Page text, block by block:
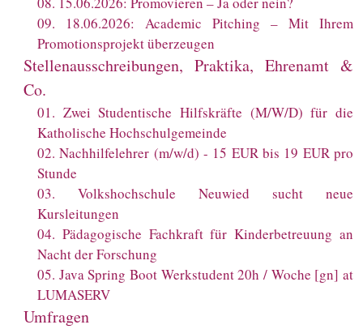
09. 18.06.2026: Academic Pitching – Mit Ihrem
Promotionsprojekt überzeugen
Stellenausschreibungen, Praktika, Ehrenamt &
Co.
01. Zwei Studentische Hilfskräfte (M/W/D) für die
Katholische Hochschulgemeinde
02.Nachhilfelehrer (m/w/d) - 15 EUR bis 19 EUR pro
Stunde
03. Volkshochschule Neuwied sucht neue
Kursleitungen
04. Pädagogische Fachkraft für Kinderbetreuung an
Nacht der Forschung
05. Java Spring Boot Werkstudent 20h / Woche [gn] at
LUMASERV
Umfragen